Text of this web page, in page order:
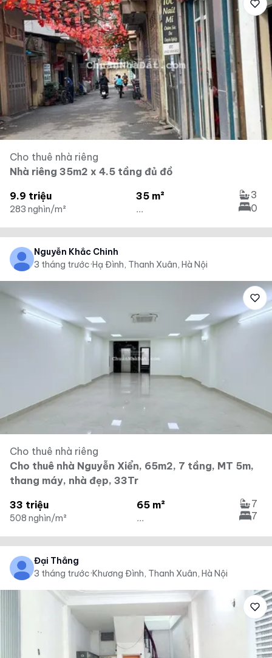
Cho thuê nhà riêng
Nhà riêng 35m2 x 4.5 tầng đủ đồ
9.9 triệu
283 nghìn/m²
35 m²
...
3
0
Nguyễn Khắc Chinh
3 tháng trước·Hạ Đình, Thanh Xuân, Hà Nội
Cho thuê nhà riêng
Cho thuê nhà Nguyễn Xiển, 65m2, 7 tầng, MT 5m,
thang máy, nhà đẹp, 33Tr
33 triệu
508 nghìn/m²
65 m²
...
7
7
Đại Thắng
3 tháng trước·Khương Đình, Thanh Xuân, Hà Nội